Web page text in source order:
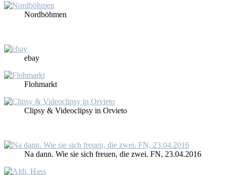
Nord­böh­men
ebay
Floh­markt
Clipsy & Vi­deo­clipsy in Or­vie­to
Na dann. Wie sie sich freu­en, die zwei. FN, 23.04.2016